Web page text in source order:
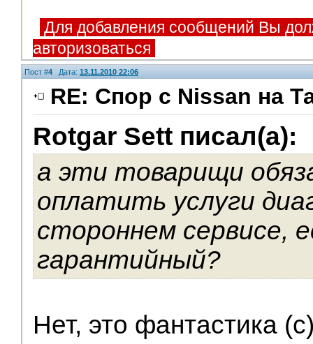
Для добавления сообщений Вы
авторизоваться
Пост #4Дата: 13.11.2010 22:06
RE: Спор с Nissan на
Rotgar Sett писал(а):
а эти товарищи
оплатить услуги
стороннем сервисе,
гарантийный?
Нет, это фантастика
V.I.P.